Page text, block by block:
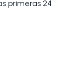
primeras 24